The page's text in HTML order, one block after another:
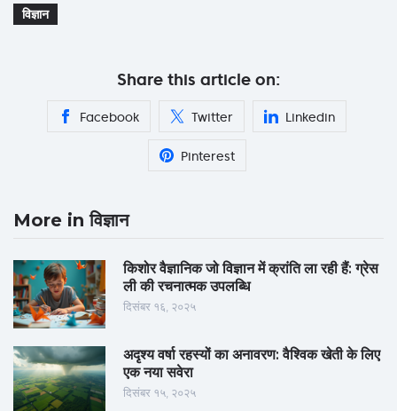
विज्ञान
Share this article on:
Facebook Twitter Linkedin
Pinterest
More in विज्ञान
किशोर वैज्ञानिक जो विज्ञान में क्रांति ला रही हैं: ग्रेस
ली की रचनात्मक उपलब्धि
दिसंबर १६, २०२५
अदृश्य वर्षा रहस्यों का अनावरण: वैश्विक खेती के लिए
एक नया सवेरा
दिसंबर १५, २०२५